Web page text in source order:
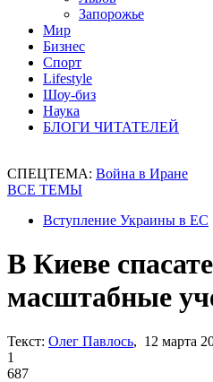
Запорожье
Мир
Бизнес
Спорт
Lifestyle
Шоу-биз
Наука
БЛОГИ ЧИТАТЕЛЕЙ
СПЕЦТЕМА: Война в Иране
ВСЕ ТЕМЫ
Вступление Украины в ЕС
В Киеве
масштабные
Текст: Олег Павлось, 12 марта
1
687